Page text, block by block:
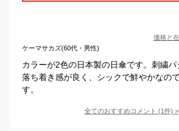
価格と
ケーマサカズ(60代・男性)
カラーが2色の日本製の日傘です。刺繍パ
落ち着き感が良く、シックで鮮やかなの
す。
全てのおすすめコメント (1件) >